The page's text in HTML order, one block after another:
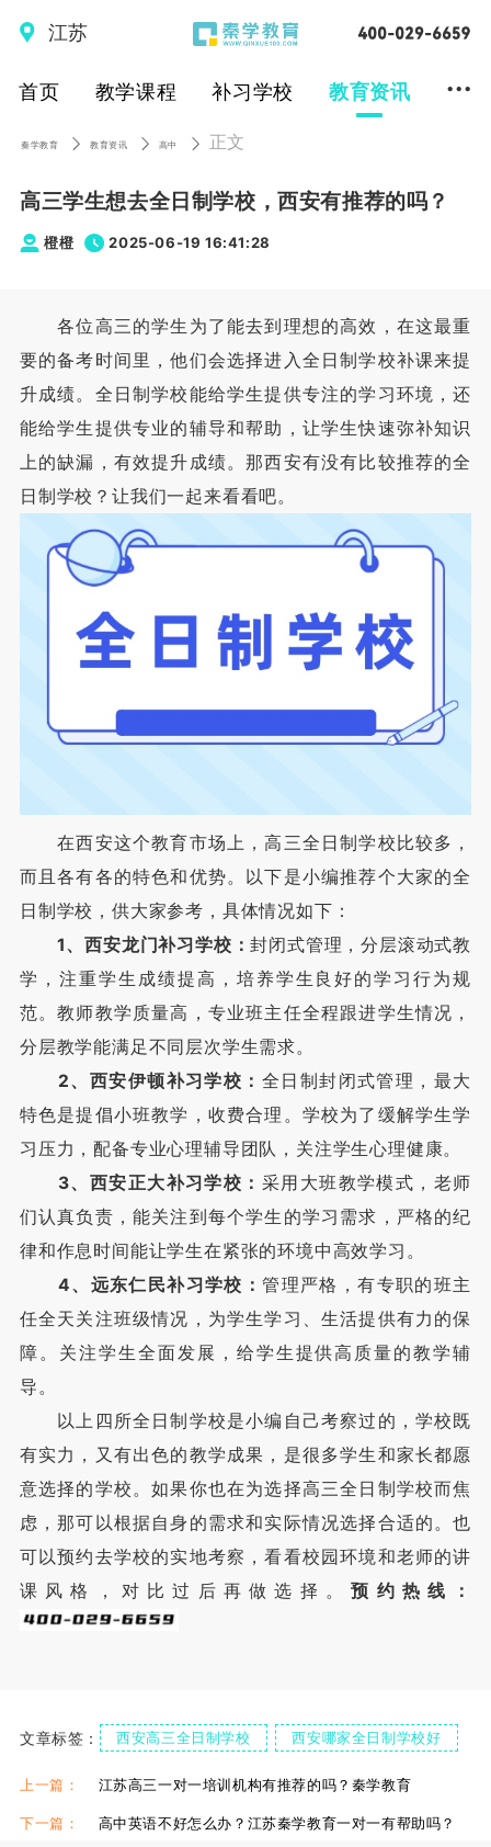
江苏
首页 教学课程 补习学校 教育资讯 ...
秦学教育 教育资讯 高中 正文
高三学生想去全日制学校，西安有推荐的吗？
橙橙 2025-06-19 16:41:28
各位高三的学生为了能去到理想的高效，在这最重
要的备考时间里，他们会选择进入全日制学校补课来提
升成绩。全日制学校能给学生提供专注的学习环境，还
能给学生提供专业的辅导和帮助，让学生快速弥补知识
上的缺漏，有效提升成绩。那西安有没有比较推荐的全
日制学校？让我们一起来看看吧。
在西安这个教育市场上，高三全日制学校比较多，
而且各有各的特色和优势。以下是小编推荐个大家的全
日制学校，供大家参考，具体情况如下：
1、西安龙门补习学校：封闭式管理，分层滚动式教
学，注重学生成绩提高，培养学生良好的学习行为规
范。教师教学质量高，专业班主任全程跟进学生情况，
分层教学能满足不同层次学生需求。
2、西安伊顿补习学校： 全日制封闭式管理，最大
特色是提倡小班教学，收费合理。学校为了缓解学生学
习压力，配备专业心理辅导团队，关注学生心理健康。
3、西安正大补习学校： 采用大班教学模式，老师
们认真负责，能关注到每个学生的学习需求，严格的纪
律和作息时间能让学生在紧张的环境中高效学习。
4、远东仁民补习学校：管理严格，有专职的班主
任全天关注班级情况，为学生学习、生活提供有力的保
障。关注学生全面发展，给学生提供高质量的教学辅
导。
以上四所全日制学校是小编自己考察过的，学校既
有实力，又有出色的教学成果，是很多学生和家长都愿
意选择的学校。如果你也在为选择高三全日制学校而焦
虑，那可以根据自身的需求和实际情况选择合适的。也
可以预约去学校的实地考察，看看校园环境和老师的讲
课风格，对比过后再做选择。预约热线：
文章标签： 西安高三全日制学校 西安哪家全日制学校好
伊顿高三全日制学校 西安的全日制学校
上一篇： 江苏高三一对一培训机构有推荐的吗？秦学教育
下一篇： 高中英语不好怎么办？江苏秦学教育一对一有帮助吗？